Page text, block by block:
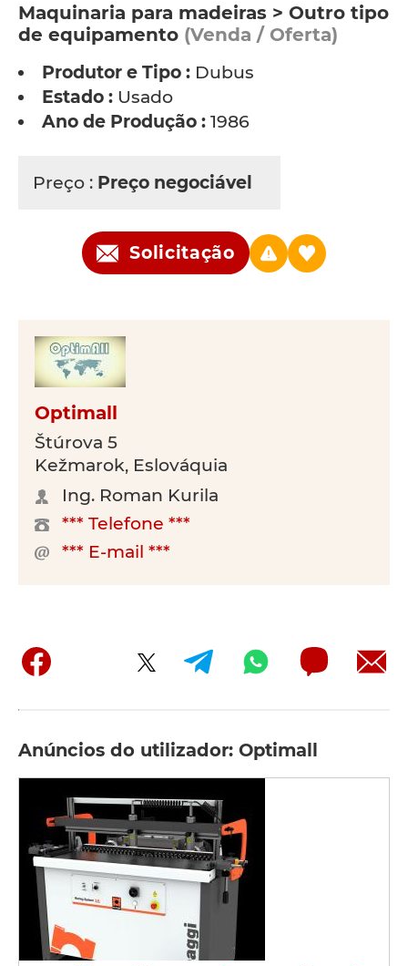
Maquinaria para madeiras > Outro tipo
de equipamento (Venda / Oferta)
Produtor e Tipo : Dubus
Estado : Usado
Ano de Produção : 1986
Preço : Preço negociável
Solicitação
Optimall
Štúrova 5
Kežmarok, Eslováquia
Ing. Roman Kurila
*** Telefone ***
*** E-mail ***
Anúncios do utilizador: Optimall